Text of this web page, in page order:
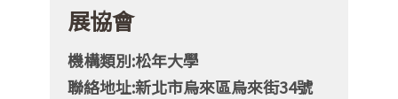
展協會
機構類別:松年大學
聯絡地址:新北市烏來區烏來街34號